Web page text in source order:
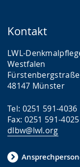
Kontakt
LWL-
Westfalen
48147 Münster
Tel: 0251 591-4036
Fax: 0251 591-4025
dlbw@lwl.org